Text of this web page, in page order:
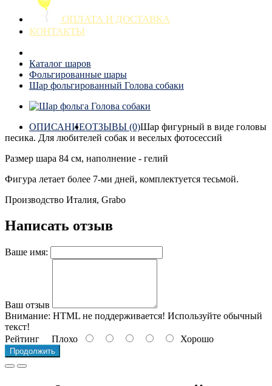
ОПЛАТА И ДОСТАВКА
КОНТАКТЫ
Каталог шаров
Фольгированные шары
Шар фольгированный Голова собаки
ОПИСАНИЕОТЗЫВЫ (0)Шар фигурный в виде головы
песика. Для любителей собак и веселых фотосессий
Размер шара 84 см, наполнение - гелий
Фигура летает более 7-ми дней, комплектуется тесьмой.
Производство Италия, Grabo
Написать отзыв
Ваше имя:
Ваш отзыв
Внимание: HTML не поддерживается! Используйте обычный
текст!
Рейтинг Плохо Хорошо
Продолжить